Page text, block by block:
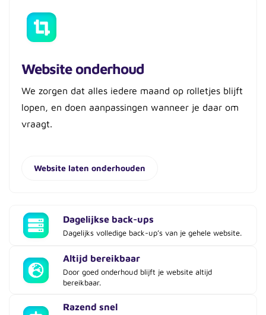
Website onderhoud
We zorgen dat alles iedere maand op rolletjes blijft
lopen, en doen aanpassingen wanneer je daar om
vraagt.
Website laten onderhouden
Dagelijkse back-ups
Dagelijks volledige back-up’s van je gehele website.
Altijd bereikbaar
Door goed onderhoud blijft je website altijd
bereikbaar.
Razend snel